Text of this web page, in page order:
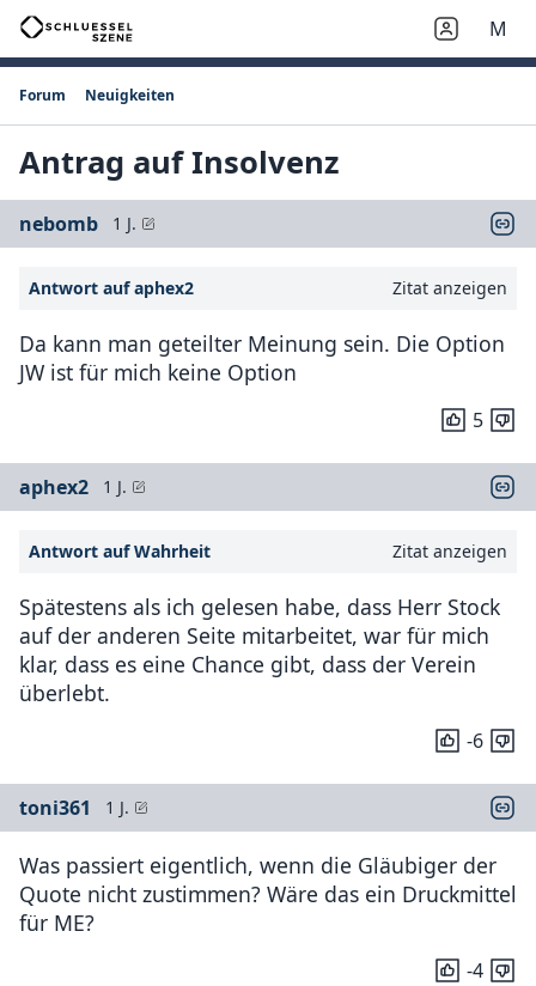
M
Forum Neuigkeiten
Antrag auf Insolvenz
nebomb 1 J.
Antwort auf aphex2 Zitat anzeigen
Da kann man geteilter Meinung sein. Die Option
JW ist für mich keine Option
5
aphex2 1 J.
Antwort auf Wahrheit Zitat anzeigen
Spätestens als ich gelesen habe, dass Herr Stock
auf der anderen Seite mitarbeitet, war für mich
klar, dass es eine Chance gibt, dass der Verein
überlebt.
-6
toni361 1 J.
Was passiert eigentlich, wenn die Gläubiger der
Quote nicht zustimmen? Wäre das ein Druckmittel
für ME?
-4